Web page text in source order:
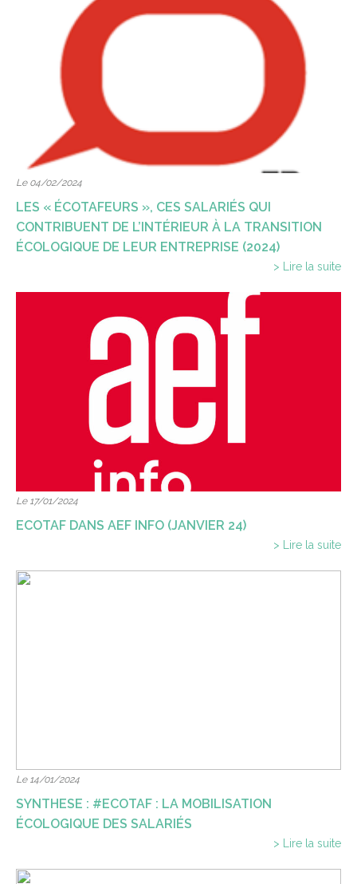
Le 04/02/2024
LES « ÉCOTAFEURS », CES SALARIÉS QUI
CONTRIBUENT DE L’INTÉRIEUR À LA TRANSITION
ÉCOLOGIQUE DE LEUR ENTREPRISE (2024)
> Lire la suite
Le 17/01/2024
ECOTAF DANS AEF INFO (JANVIER 24)
> Lire la suite
Le 14/01/2024
SYNTHESE : #ECOTAF : LA MOBILISATION
ÉCOLOGIQUE DES SALARIÉS
> Lire la suite